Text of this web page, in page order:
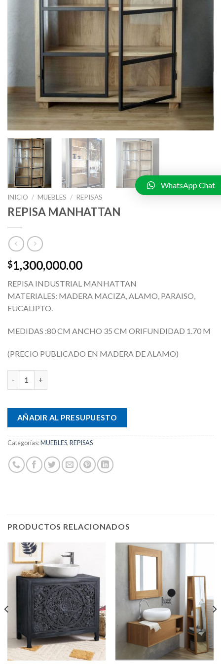
INICIO / MUEBLES / REPISAS
REPISA MANHATTAN
$1,300,000.00
REPISA INDUSTRIAL MANHATTAN
MATERIALES: MADERA MACIZA, ALAMO, PARAISO,
EUCALIPTO.
MEDIDAS :80 CM ANCHO 35 CM ORIFUNDIDAD 1.70 M
(PRECIO PUBLICADO EN MADERA DE ALAMO)
AÑADIR AL PRESUPUESTO
Categorías:MUEBLES,REPISAS
PRODUCTOS RELACIONADOS
WhatsApp Chat